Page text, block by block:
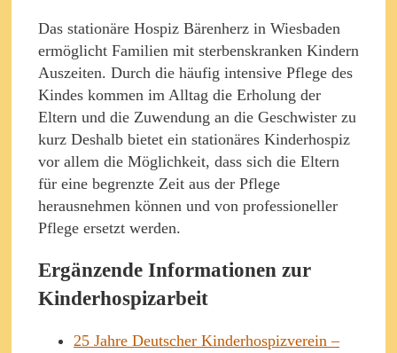
Das stationäre Hospiz Bärenherz in Wiesbaden
ermöglicht Familien mit sterbenskranken Kindern
Auszeiten. Durch die häufig intensive Pflege des
Kindes kommen im Alltag die Erholung der
Eltern und die Zuwendung an die Geschwister zu
kurz Deshalb bietet ein stationäres Kinderhospiz
vor allem die Möglichkeit, dass sich die Eltern
für eine begrenzte Zeit aus der Pflege
herausnehmen können und von professioneller
Pflege ersetzt werden.
Ergänzende Informationen zur
Kinderhospizarbeit
25 Jahre Deutscher Kinderhospizverein –